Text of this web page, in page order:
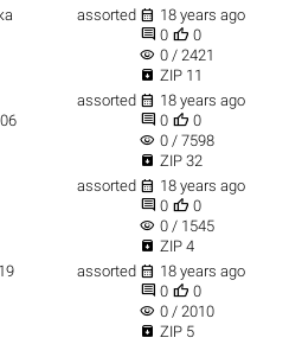
assorted  18 years ago
 0  0
visibility 0 / 2421
 ZIP 11
assorted  18 years ago
 0  0
visibility 0 / 7598
 ZIP 32
assorted  18 years ago
 0  0
visibility 0 / 1545
 ZIP 4
assorted  18 years ago
 0  0
visibility 0 / 2010
 ZIP 5